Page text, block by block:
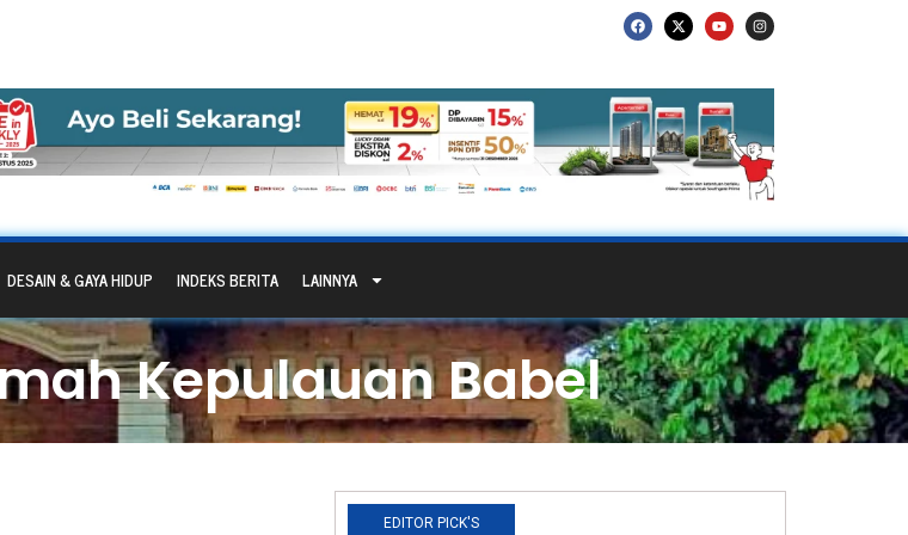
DESAIN & GAYA HIDUP INDEKS BERITA LAINNYA
Kepulauan Babel
EDITOR PICK'S